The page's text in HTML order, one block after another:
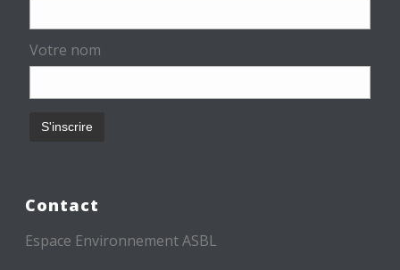
Votre nom
Contact
Espace Environnement ASBL